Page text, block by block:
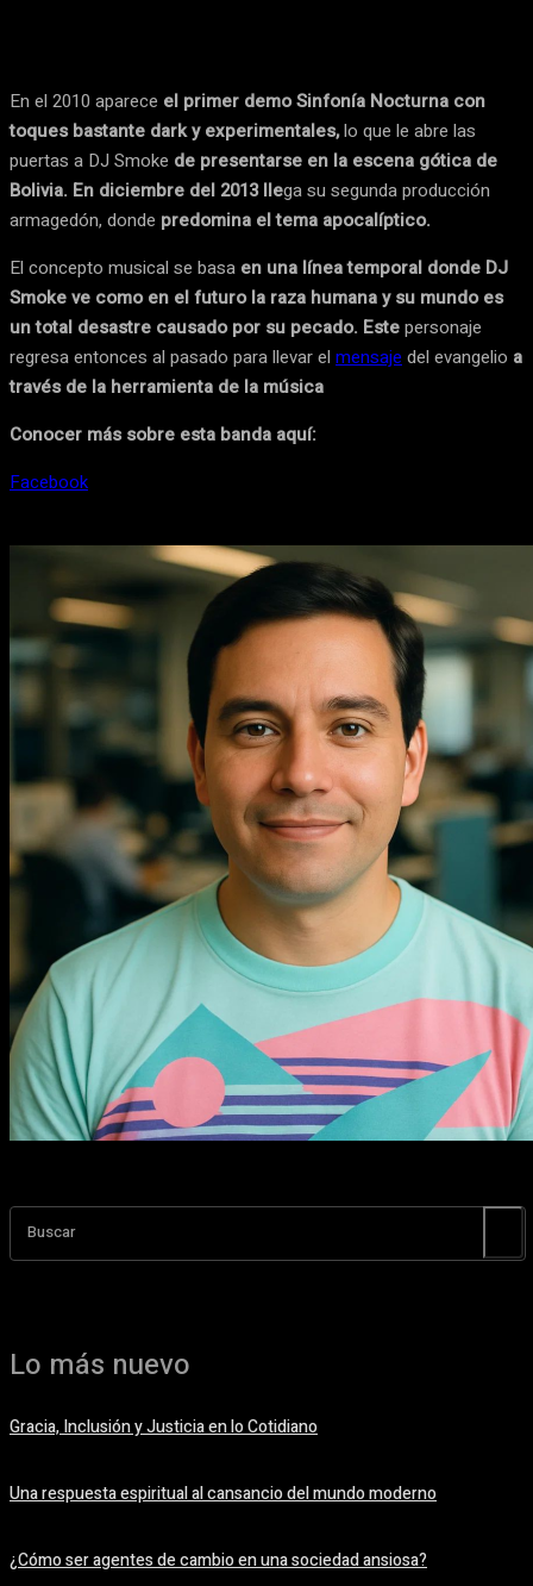
En el 2010 aparece el primer demo Sinfonía Nocturna con
toques bastante dark y experimentales,lo que le abre las
puertas a DJ Smoke de presentarse en la escena gótica de
Bolivia. En diciembre del 2013 llega su segunda producción
armagedón, donde predomina el tema apocalíptico.
El concepto musical se basa en una línea temporal donde DJ
Smoke ve como en el futuro la raza humana y su mundo es
un total desastre causado por su pecado. Estepersonaje
regresa entonces al pasado para llevar el mensaje del evangelio a
través de la herramienta de la música
Conocer más sobre esta banda aquí:
Facebook
Buscar
Lo más nuevo
Gracia, Inclusión y Justicia en lo Cotidiano
Una respuesta espiritual al cansancio del mundo moderno
¿Cómo ser agentes de cambio en una sociedad ansiosa?